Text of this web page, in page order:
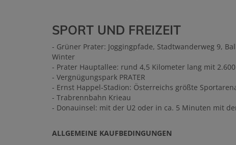
SPORT UND FREIZEIT
- Grüner Prater: Joggingpfade, Stadtwanderweg 9,
Winter
- Prater Hauptallee: rund 4,5 Kilometer lang mit
- Vergnügungspark PRATER
- Ernst Happel-Stadion: Österreichs größte
- Trabrennbahn Krieau
- Donauinsel: mit der U2 oder in ca. 5 Minuten mit
ALLGEMEINE KAUFBEDINGUNGEN